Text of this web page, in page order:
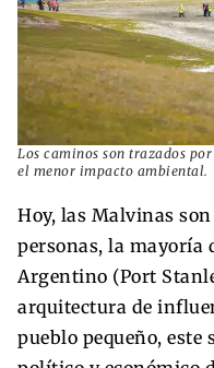
Los caminos son trazados
el menor impacto ambiental.
Hoy, las Malvinas
personas, la mayoría
Argentino (Port
arquitectura de
pueblo pequeño,